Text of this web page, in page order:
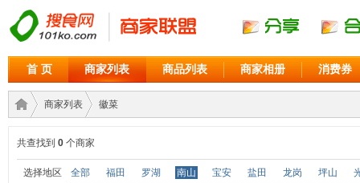
首 页 商家列表 商品列表 商家相册 消费券
商家›
商家列表
›
徽菜
共查找到 0 个商家
选择地区 全部 福田 罗湖 南山 宝安 盐田 龙岗 坪山